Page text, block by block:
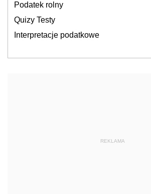
Podatek rolny
Quizy Testy
Interpretacje podatkowe
REKLAMA